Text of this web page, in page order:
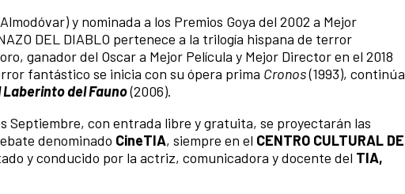
y nominada a los Premios Goya del 2002 a Mejor
DEL DIABLO pertenece a la trilogía hispana de terror
ganador del Oscar a Mejor Película y Mejor Director en el 2018
fantástico se inicia con su ópera prima Cronos(1993), continúa
Laberinto del Fauno(2006).
Septiembre, con entrada libre y gratuita, se proyectarán las
denominado CineTIA, siempre en el CENTRO CULTURAL DE
y conducido por la actriz, comunicadora y docente del TIA,